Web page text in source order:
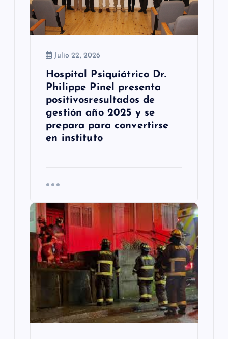
Julio 22, 2026
Hospital Psiquiátrico Dr.
Philippe Pinel presenta
positivosresultados de
gestión año 2025 y se
prepara para convertirse
en instituto